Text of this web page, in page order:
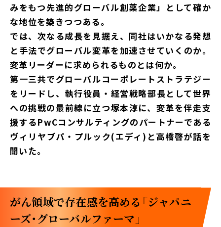
みをもつ先進的グローバル創薬企業」として確か
な地位を築きつつある。
では、次なる成長を見据え、同社はいかなる発想
と手法でグローバル変革を加速させていくのか。
変革リーダーに求められるものとは何か。
第一三共でグローバルコーポレートストラテジー
をリードし、執行役員・経営戦略部長として世界
への挑戦の最前線に立つ塚本淳に、変革を伴走支
援するPwCコンサルティングのパートナーである
ヴィリヤブパ・プルック(エディ)と高橋啓が話を
聞いた。
がん領域で存在感を高める「ジャパニ
ーズ・グローバルファーマ」